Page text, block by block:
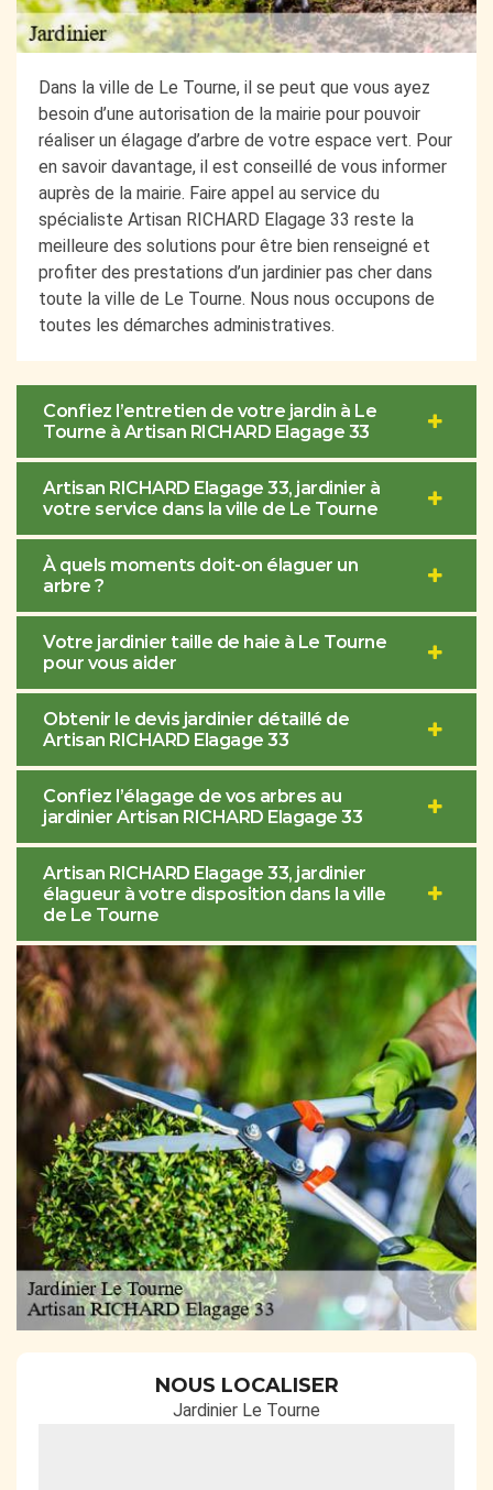
Dans la ville de Le Tourne, il se peut que vous ayez
besoin d’une autorisation de la mairie pour pouvoir
réaliser un élagage d’arbre de votre espace vert. Pour
en savoir davantage, il est conseillé de vous informer
auprès de la mairie. Faire appel au service du
spécialiste Artisan RICHARD Elagage 33 reste la
meilleure des solutions pour être bien renseigné et
profiter des prestations d’un jardinier pas cher dans
toute la ville de Le Tourne. Nous nous occupons de
toutes les démarches administratives.
Confiez l’entretien de votre jardin à Le
Tourne à Artisan RICHARD Elagage 33
Artisan RICHARD Elagage 33, jardinier à
votre service dans la ville de Le Tourne
À quels moments doit-on élaguer un
arbre ?
Votre jardinier taille de haie à Le Tourne
pour vous aider
Obtenir le devis jardinier détaillé de
Artisan RICHARD Elagage 33
Confiez l’élagage de vos arbres au
jardinier Artisan RICHARD Elagage 33
Artisan RICHARD Elagage 33, jardinier
élagueur à votre disposition dans la ville
de Le Tourne
NOUS LOCALISER
Jardinier Le Tourne